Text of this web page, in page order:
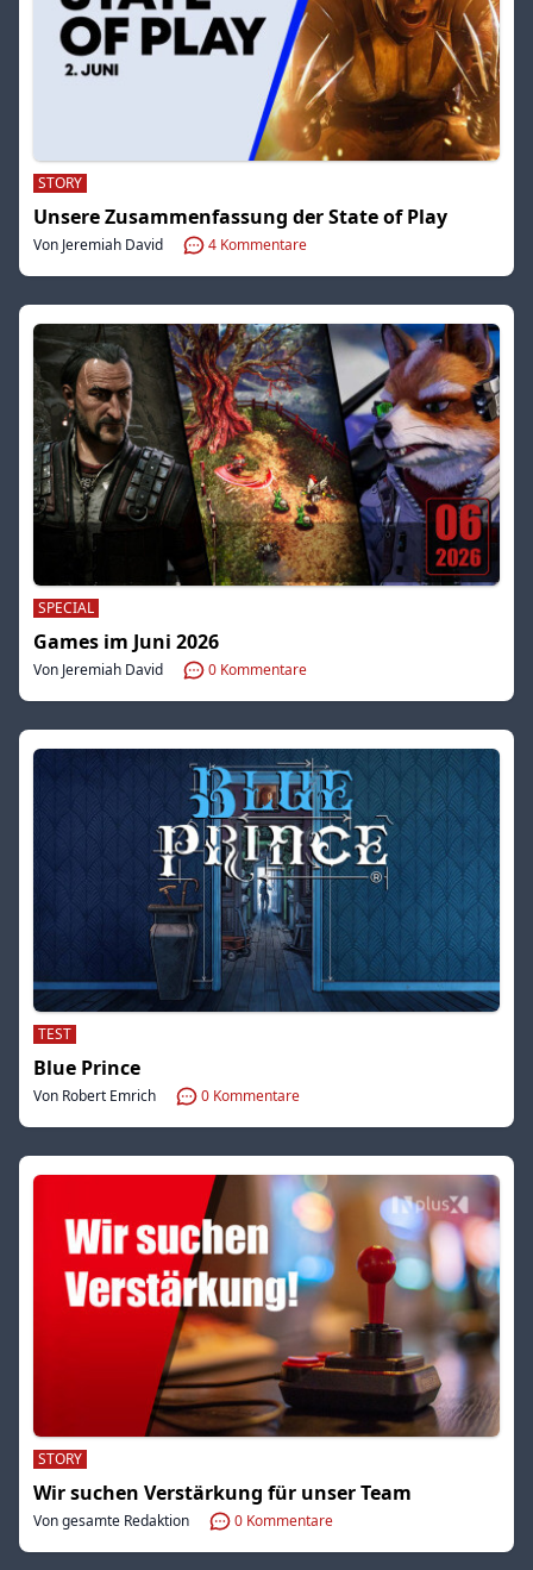
STORY
Unsere Zusammenfassung der State of Play
Von Jeremiah David 4 Kommentare
SPECIAL
Games im Juni 2026
Von Jeremiah David 0 Kommentare
TEST
Blue Prince
Von Robert Emrich 0 Kommentare
STORY
Wir suchen Verstärkung für unser Team
Von gesamte Redaktion 0 Kommentare